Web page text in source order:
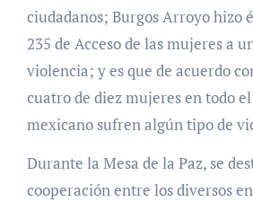
ciudadanos; Burgos Arroyo hizo
235 de Acceso de las mujeres a
violencia; y es que de acuerdo
cuatro de diez mujeres en todo
mexicano sufren algún tipo de
Durante la Mesa de la Paz, se
cooperación entre los diversos